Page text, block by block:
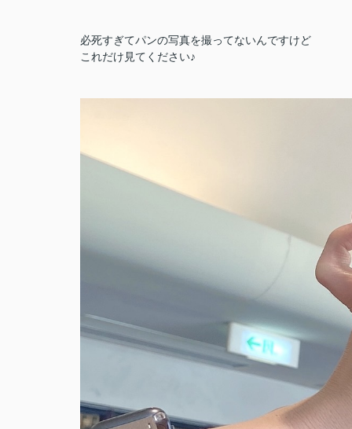
必死すぎてパンの写真を撮ってないんですけど
これだけ見てください♪